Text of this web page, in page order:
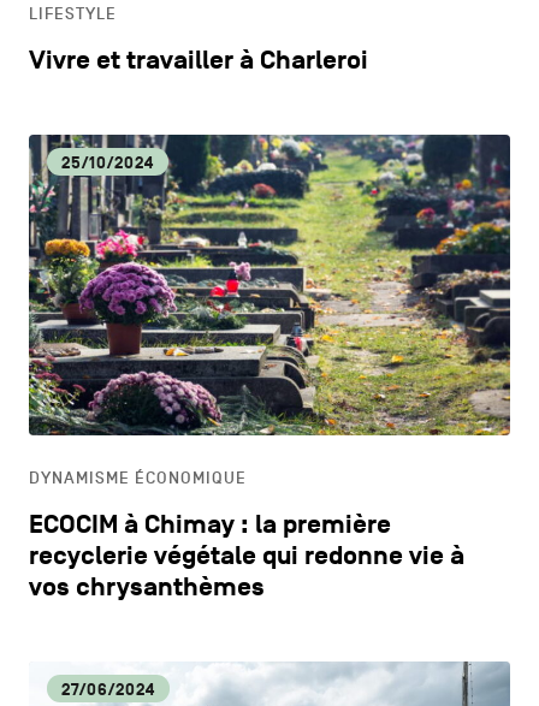
LIFESTYLE
Vivre et travailler à Charleroi
25/10/2024
DYNAMISME ÉCONOMIQUE
ECOCIM à Chimay : la première
recyclerie végétale qui redonne vie à
vos chrysanthèmes
27/06/2024